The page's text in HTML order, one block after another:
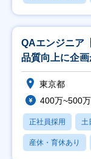
QAエンジニア
品質向上に企
東京都
400万~500万
正社員採用 土
産休・育休あり